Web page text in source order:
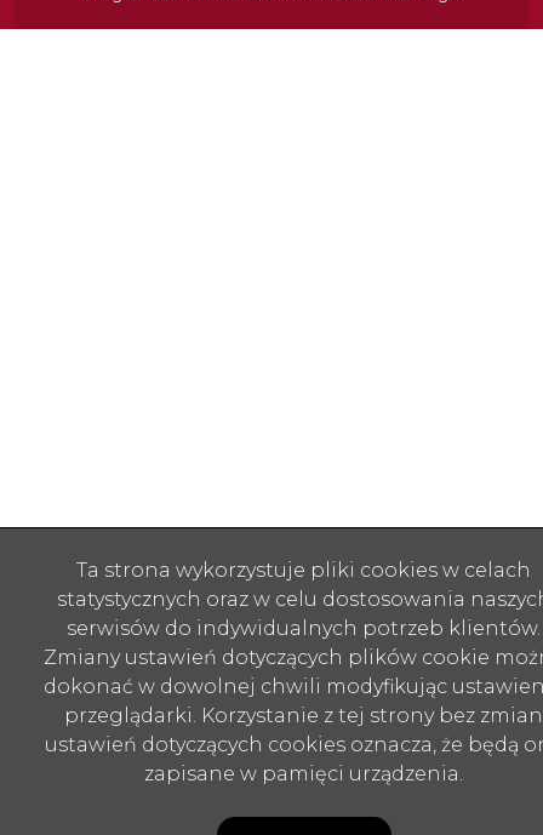
Ta strona wykorzystuje pliki cookies w celach
statystycznych oraz w celu dostosowania
serwisów do indywidualnych potrzeb klientów.
Zmiany ustawień dotyczących plików cookie
dokonać w dowolnej chwili modyfikując
przeglądarki. Korzystanie z tej strony bez zmian
ustawień dotyczących cookies oznacza, że będą
zapisane w pamięci urządzenia.